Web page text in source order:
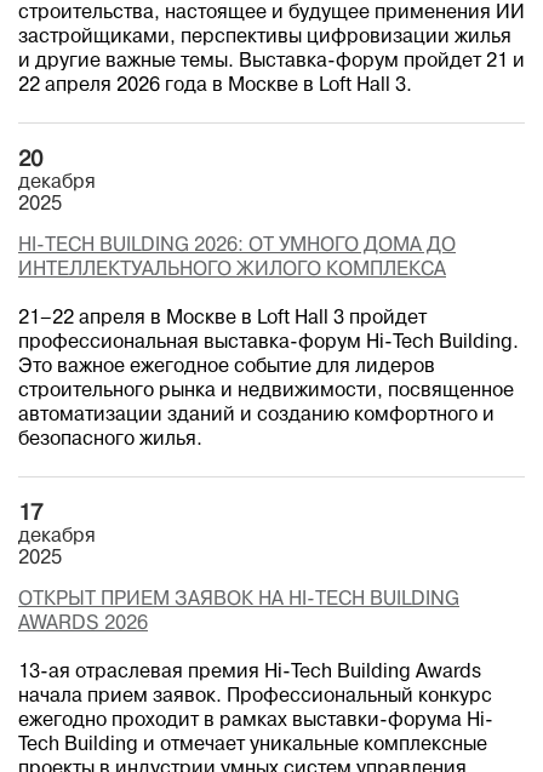
строительства, настоящее и будущее применения ИИ
застройщиками, перспективы цифровизации жилья
и другие важные темы. Выставка-форум пройдет 21 и
22 апреля 2026 года в Москве в Loft Hall 3.
20
декабря
2025
HI-TECH BUILDING 2026: ОТ УМНОГО ДОМА ДО
ИНТЕЛЛЕКТУАЛЬНОГО ЖИЛОГО КОМПЛЕКСА
21–22 апреля в Москве в Loft Hall 3 пройдет
профессиональная выставка-форум Hi-Tech Building.
Это важное ежегодное событие для лидеров
строительного рынка и недвижимости, посвященное
автоматизации зданий и созданию комфортного и
безопасного жилья.
17
декабря
2025
ОТКРЫТ ПРИЕМ ЗАЯВОК НА HI-TECH BUILDING
AWARDS 2026
13-ая отраслевая премия Hi-Tech Building Awards
начала прием заявок. Профессиональный конкурс
ежегодно проходит в рамках выставки-форума Hi-
Tech Building и отмечает уникальные комплексные